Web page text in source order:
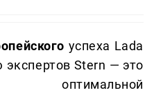
успеха Lada
Stern — это